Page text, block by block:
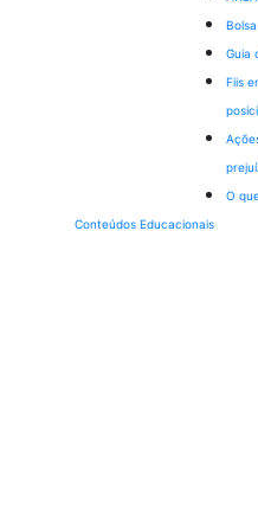
Guia
Fiis
O
Conteúdos Educacionais